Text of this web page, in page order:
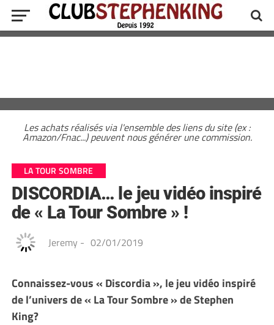
Les achats réalisés via l'ensemble des liens du site (ex :
Amazon/Fnac...) peuvent nous générer une commission.
LA TOUR SOMBRE
DISCORDIA… le jeu vidéo inspiré
de « La Tour Sombre » !
Jeremy - 02/01/2019
Connaissez-vous « Discordia », le jeu vidéo inspiré
de l’univers de « La Tour Sombre » de Stephen
King?